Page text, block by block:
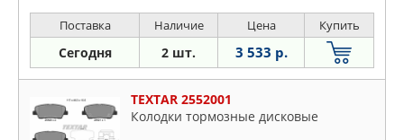
Поставка Наличие Цена Купить
Сегодня 2 шт. 3 533 р.
TEXTAR 2552001
Колодки тормозные дисковые